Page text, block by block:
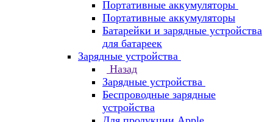
Портативные аккумуляторы
Портативные аккумуляторы
Батарейки и зарядные устройства
для батареек
Зарядные устройства
Назад
Зарядные устройства
Беспроводные зарядные
устройства